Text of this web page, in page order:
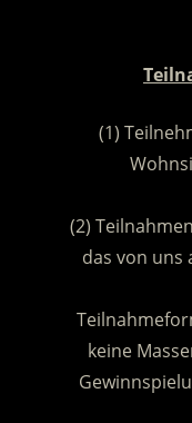
(1)
(2)
das von uns
keine